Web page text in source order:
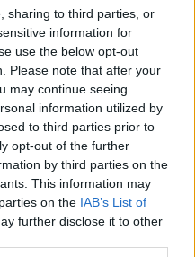
sharing to third parties, or
information for
use the below opt-out
Please note that after your
may continue seeing
information utilized by
to third parties prior to
opt-out of the further
by third parties on the
This information may
on the IAB’s List of
further disclose it to other
να
τους για